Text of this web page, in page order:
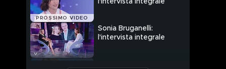
PROSSIMO VIDEO
l'intervista integrale
Sonia Bruganelli:
l'intervista integrale